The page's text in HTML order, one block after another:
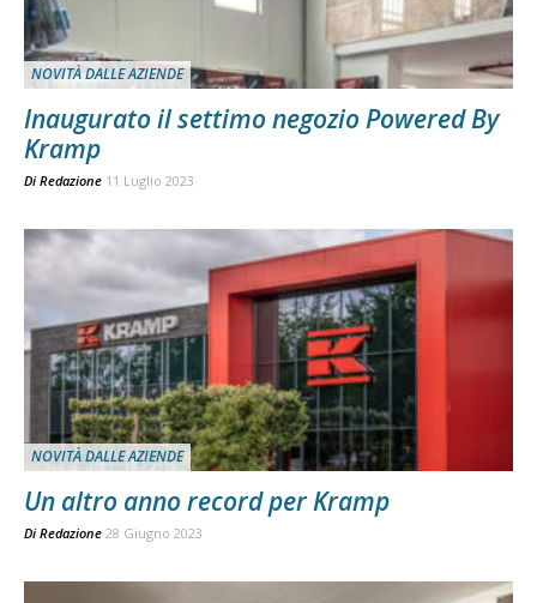
NOVITÀ DALLE AZIENDE
Inaugurato il settimo negozio Powered By
Kramp
Di Redazione 11 Luglio 2023
NOVITÀ DALLE AZIENDE
Un altro anno record per Kramp
Di Redazione 28 Giugno 2023